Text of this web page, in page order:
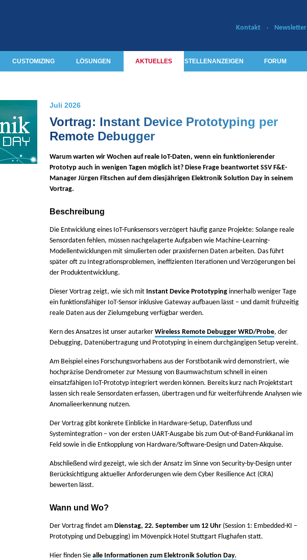
Kontakt · Newsletter
CUSTOMIZING LÖSUNGEN AKTUELLES STELLENANZEIGEN FORUM
Juli 2026
Vortrag: Instant Device Prototyping per
Remote Debugger
Warum warten wir Wochen auf reale IoT-Daten, wenn ein funktionierender
Prototyp auch in wenigen Tagen möglich ist? Diese Frage beantwortet SSV F&E-
Manager Jürgen Fitschen auf dem diesjährigen Elektronik Solution Day in seinem
Vortrag.
Beschreibung
Die Entwicklung eines IoT-Funksensors verzögert häufig ganze Projekte: Solange reale
Sensordaten fehlen, müssen nachgelagerte Aufgaben wie Machine-Learning-
Modellentwicklungen mit simulierten oder praxisfernen Daten arbeiten. Das führt
später oft zu Integrationsproblemen, ineffizienten Iterationen und Verzögerungen bei
der Produktentwicklung.
Dieser Vortrag zeigt, wie sich mit Instant Device Prototyping innerhalb weniger Tage
ein funktionsfähiger IoT-Sensor inklusive Gateway aufbauen lässt – und damit frühzeitig
reale Daten aus der Zielumgebung verfügbar werden.
Kern des Ansatzes ist unser autarker Wireless Remote Debugger WRD/Probe, der
Debugging, Datenübertragung und Prototyping in einem durchgängigen Setup vereint.
Am Beispiel eines Forschungsvorhabens aus der Forstbotanik wird demonstriert, wie
hochpräzise Dendrometer zur Messung von Baumwachstum schnell in einen
einsatzfähigen IoT-Prototyp integriert werden können. Bereits kurz nach Projektstart
lassen sich reale Sensordaten erfassen, übertragen und für weiterführende Analysen wie
Anomalieerkennung nutzen.
Der Vortrag gibt konkrete Einblicke in Hardware-Setup, Datenfluss und
Systemintegration – von der ersten UART-Ausgabe bis zum Out-of-Band-Funkkanal im
Feld sowie in die Entkopplung von Hardware/Software-Design und Daten-Akquise.
Abschließend wird gezeigt, wie sich der Ansatz im Sinne von Security-by-Design unter
Berücksichtigung aktueller Anforderungen wie dem Cyber Resilience Act (CRA)
bewerten lässt.
Wann und Wo?
Der Vortrag findet am Dienstag, 22. September um 12 Uhr (Session 1: Embedded-KI –
Prototyping und Debugging) im Mövenpick Hotel Stuttgart Flughafen statt.
Hier finden Sie alle Informationen zum Elektronik Solution Day.